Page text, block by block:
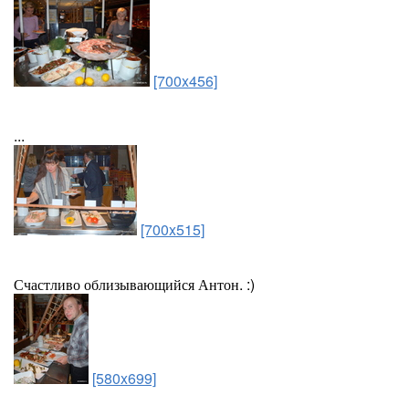
[700x456]
...
[700x515]
Счастливо облизывающийся Антон. :)
[580x699]